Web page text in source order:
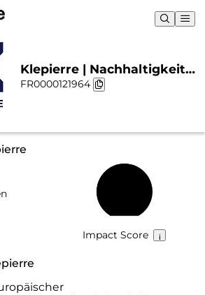
Klepierre | Nachhaltigkeit
& Chart
FR0000121964
Impact Score